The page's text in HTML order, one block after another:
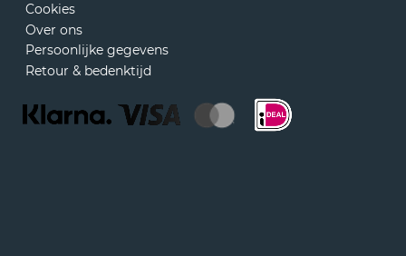
Cookies
Over ons
Persoonlijke gegevens
Retour & bedenktijd